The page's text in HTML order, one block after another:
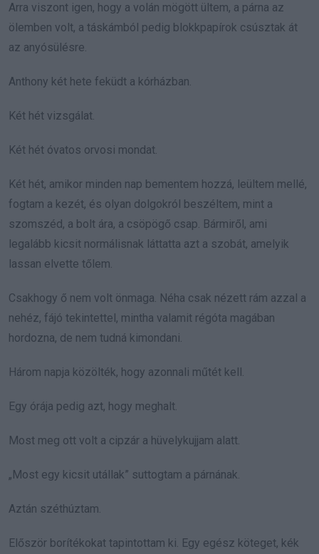
Arra viszont igen, hogy a volán mögött ültem, a párna az
ölemben volt, a táskámból pedig blokkpapírok csúsztak át
az anyósülésre.
Anthony két hete feküdt a kórházban.
Két hét vizsgálat.
Két hét óvatos orvosi mondat.
Két hét, amikor minden nap bementem hozzá, leültem mellé,
fogtam a kezét, és olyan dolgokról beszéltem, mint a
szomszéd, a bolt ára, a csöpögő csap. Bármiről, ami
legalább kicsit normálisnak láttatta azt a szobát, amelyik
lassan elvette tőlem.
Csakhogy ő nem volt önmaga. Néha csak nézett rám azzal a
nehéz, fájó tekintettel, mintha valamit régóta magában
hordozna, de nem tudná kimondani.
Három napja közölték, hogy azonnali műtét kell.
Egy órája pedig azt, hogy meghalt.
Most meg ott volt a cipzár a hüvelykujjam alatt.
„Most egy kicsit utállak” suttogtam a párnának.
Aztán széthúztam.
Először borítékokat tapintottam ki. Egy egész köteget, kék